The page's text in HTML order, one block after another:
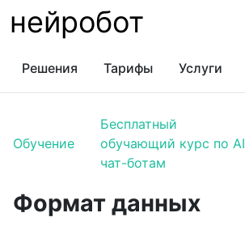
нейробот
Решения Тарифы Услуги
Обучение
Бесплатный
обучающий курс по AI
чат-ботам
Формат данных